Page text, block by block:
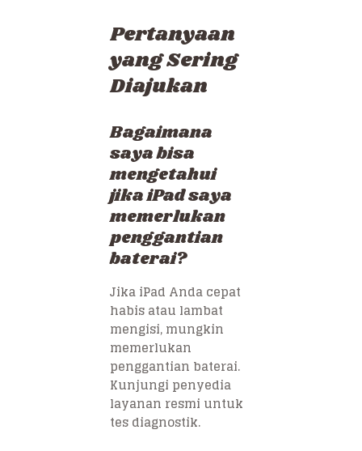
Pertanyaan
yang Sering
Diajukan
Bagaimana
saya bisa
mengetahui
jika iPad saya
memerlukan
penggantian
baterai?
Jika iPad Anda cepat
habis atau lambat
mengisi, mungkin
memerlukan
penggantian baterai.
Kunjungi penyedia
layanan resmi untuk
tes diagnostik.